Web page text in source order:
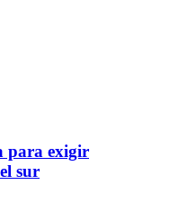
para exigir
sur